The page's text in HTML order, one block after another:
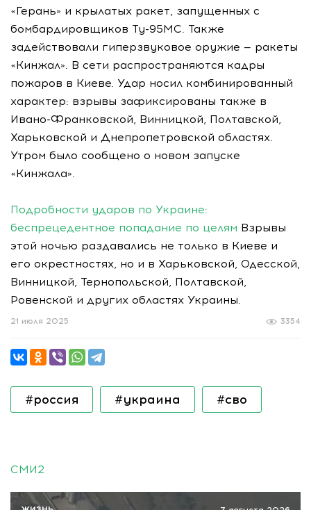
«Герань» и крылатых ракет, запущенных с
бомбардировщиков Ту-95МС. Также
задействовали гиперзвуковое оружие — ракеты
«Кинжал». В сети распространяются кадры
пожаров в Киеве. Удар носил комбинированный
характер: взрывы зафиксированы также в
Ивано-Франковской, Винницкой, Полтавской,
Харьковской и Днепропетровской областях.
Утром было сообщено о новом запуске
«Кинжала».
Подробности ударов по Украине:
беспрецедентное попадание по целям Взрывы
этой ночью раздавались не только в Киеве и
его окрестностях, но и в Харьковской, Одесской,
Винницкой, Тернопольской, Полтавской,
Ровенской и других областях Украины.
3354
21 июля 2025
#россия #украина #сво
СМИ2